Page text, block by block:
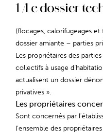
1 /Le dossier
(flocages, calorifugeages
dossier amiante – parties
Les propriétaires des
collectifs à usage
actualisent un dossier
privatives ».
Les propriétaires
Sont concernés par
l’ensemble des